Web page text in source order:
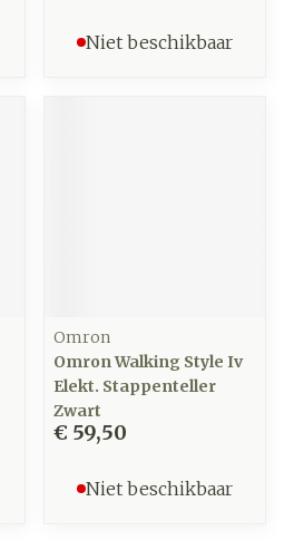
Niet beschikbaar
Omron
Omron Walking Style Iv
Elekt. Stappenteller
Zwart
€ 59,50
Niet beschikbaar